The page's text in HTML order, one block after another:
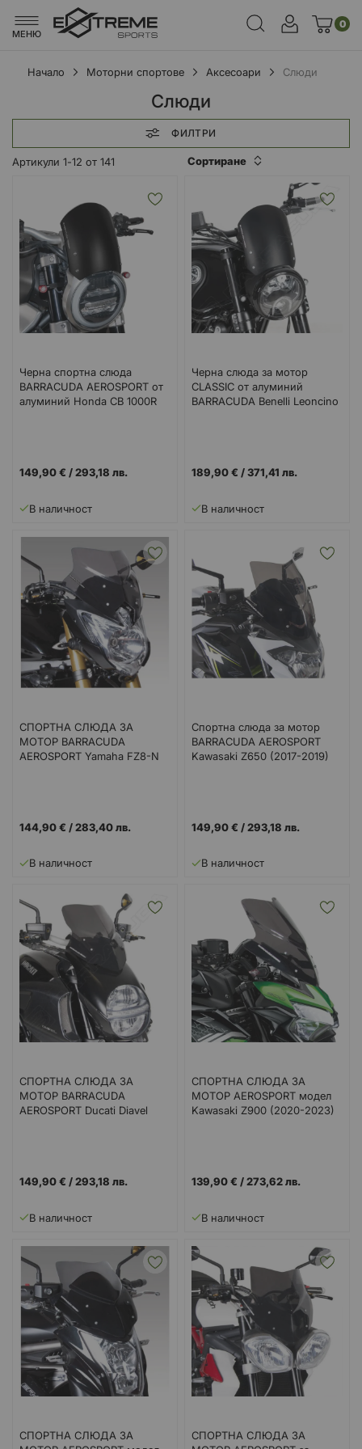
МЕНЮ
0
Начало Моторни спортове Аксесоари Слюди
Слюди
ФИЛТРИ
Артикули 1-12 от 141 Сортиране
Черна спортна слюда
BARRACUDA AEROSPORT от
алуминий Honda CB 1000R
149,90 € /293,18 лв.
В наличност
Черна слюда за мотор
CLASSIC от алуминий
BARRACUDA Benelli Leoncino
189,90 € /371,41 лв.
В наличност
СПОРТНА СЛЮДА ЗА
МОТОР BARRACUDA
AEROSPORT Yamaha FZ8-N
144,90 € /283,40 лв.
В наличност
Спортна слюда за мотор
BARRACUDA AEROSPORT
Kawasaki Z650 (2017-2019)
149,90 € /293,18 лв.
В наличност
СПОРТНА СЛЮДА ЗА
МОТОР BARRACUDA
AEROSPORT Ducati Diavel
149,90 € /293,18 лв.
В наличност
СПОРТНА СЛЮДА ЗА
МОТОР AEROSPORT модел
Kawasaki Z900 (2020-2023)
139,90 € /273,62 лв.
В наличност
СПОРТНА СЛЮДА ЗА
СПОРТНА СЛЮДА ЗА